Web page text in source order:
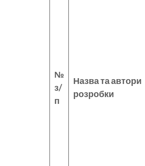
№
з/
п
Назва та автори
розробки